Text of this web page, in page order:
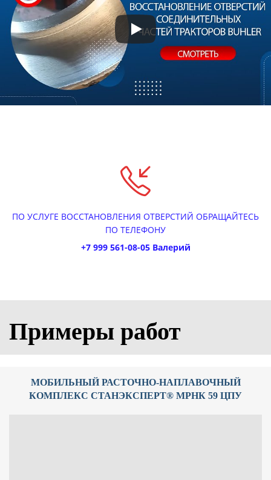
ПО УСЛУГЕ ВОССТАНОВЛЕНИЯ ОТВЕРСТИЙ ОБРАЩАЙТЕСЬ
ПО ТЕЛЕФОНУ
+7 999 561-08-05 Валерий
Примеры работ
МОБИЛЬНЫЙ РАСТОЧНО-НАПЛАВОЧНЫЙ
КОМПЛЕКС СТАНЭКСПЕРТ® МРНК 59 ЦПУ